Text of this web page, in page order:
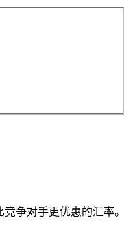
争对手更优惠的汇率。